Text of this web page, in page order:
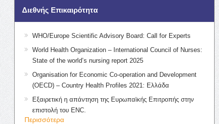
Διεθνής Επικαιρότητα
WHO/Europe Scientific Advisory Board: Call for Experts
World Health Organization – International Council of Nurses:
State of the world’s nursing report 2025
Organisation for Economic Co-operation and Development
(OECD) – Country Health Profiles 2021: Ελλάδα
Εξαιρετική η απάντηση της Ευρωπαϊκής Επιτροπής στην
επιστολή του ENC.
Περισσότερα